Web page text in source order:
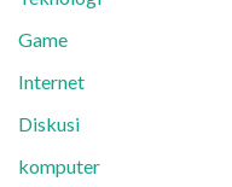
Game
Internet
Diskusi
komputer